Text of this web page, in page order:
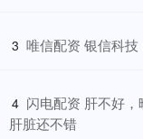
3 唯信配资 银信科
4 闪电配资 肝不好
肝脏还不错